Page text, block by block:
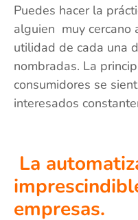
Puedes hacer la
alguien muy cercano
utilidad de cada una
nombradas. La
consumidores se
interesados
La
empresas.